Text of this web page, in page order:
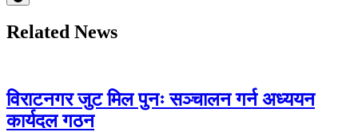
Related News
विराटनगर जुट मिल पुनः सञ्चालन गर्न अध्ययन
कार्यदल गठन